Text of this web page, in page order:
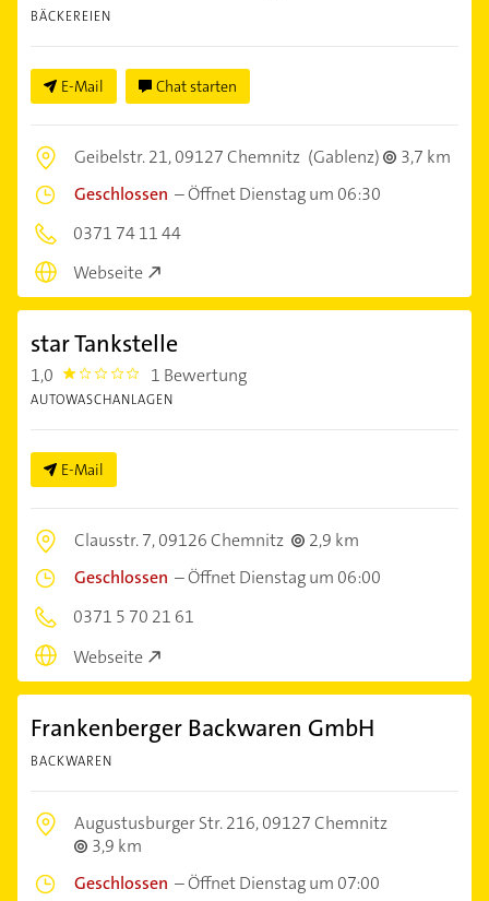
BÄCKEREIEN
E-Mail Chat starten
Geibelstr. 21,09127 Chemnitz (Gablenz)
3,7 km
Geschlossen –Öffnet Dienstag um 06:30
0371 74 11 44
Webseite
star Tankstelle
1,0 1.0 1 Bewertung
AUTOWASCHANLAGEN
E-Mail
Clausstr. 7,09126 Chemnitz
2,9 km
Geschlossen –Öffnet Dienstag um 06:00
0371 5 70 21 61
Webseite
Frankenberger Backwaren GmbH
BACKWAREN
Augustusburger Str. 216,09127 Chemnitz
3,9 km
Geschlossen –Öffnet Dienstag um 07:00